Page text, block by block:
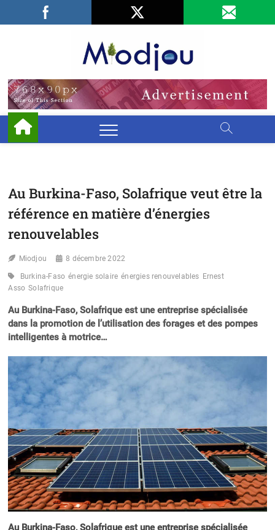
Facebook
LinkedIn
Au Burkina-Faso, Solafrique veut être la
référence en matière d’énergies
renouvelables
Miodjou 8 décembre 2022
Burkina-Faso énergie solaire énergies renouvelables Ernest
Asso Solafrique
Au Burkina-Faso, Solafrique est une entreprise spécialisée
dans la promotion de l’utilisation des forages et des pompes
intelligentes à motrice…
Au Burkina-Faso, Solafrique est une entreprise spécialisée